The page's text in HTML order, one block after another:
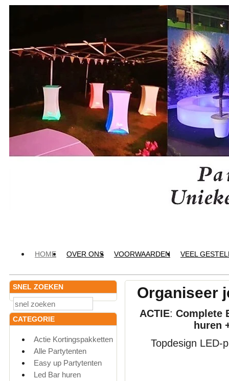
HOME OVER ONS VOORWAARDEN VEEL
SNEL ZOEKEN
CATEGORIE
Actie Kortingspakketten
Alle Partytenten
Easy up Partytenten
Led Bar huren
Organiseer
ACTIE: Complete
huren
Topdesign LED-